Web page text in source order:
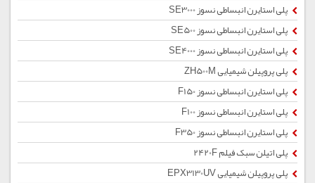
پلی استایرن انبساطی نسوز SE3000
پلی استایرن انبساطی نسوز SE500
پلی استایرن انبساطی نسوز SE4000
پلی پروپیلن شیمیایی ZH500M
پلی استایرن انبساطی نسوز F150
پلی استایرن انبساطی نسوز F100
پلی استایرن انبساطی نسوز F350
پلی اتیلن سبک فیلم 2420F
پلی پروپیلن شیمیایی EPX3130UV